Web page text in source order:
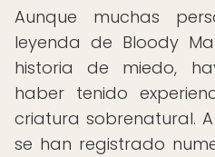
Aunque muchas
leyenda de Bloody
historia de miedo,
haber tenido
criatura sobrenatural.
se han registrado